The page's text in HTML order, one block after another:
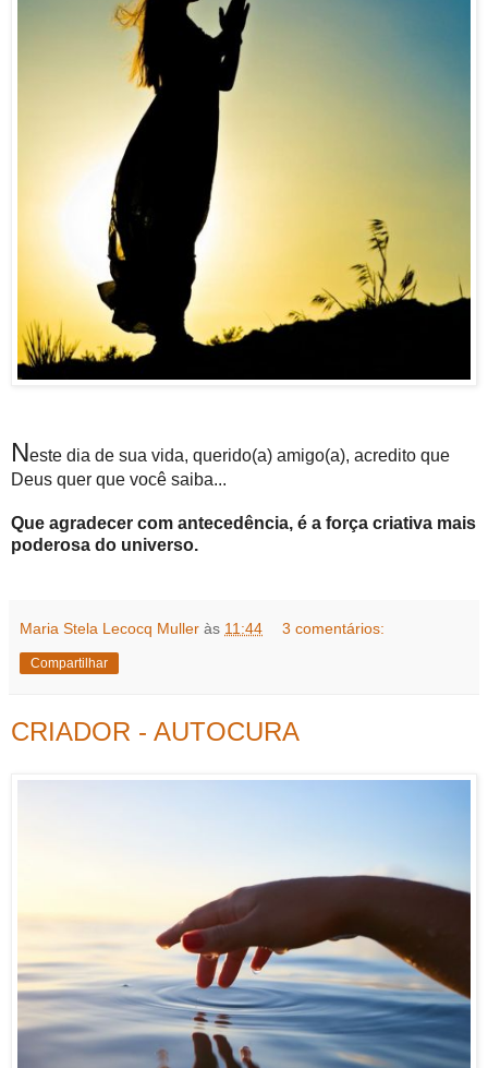
Neste dia de sua vida, querido(a) amigo(a), acredito que
Deus quer que você saiba...
Que agradecer com antecedência, é a força criativa mais
poderosa do universo.
Maria Stela Lecocq Muller às 11:44 3 comentários:
Compartilhar
CRIADOR - AUTOCURA